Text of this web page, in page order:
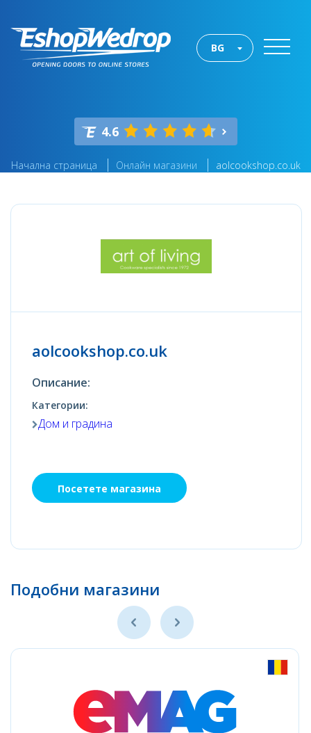
BG
4.6
Начална страница Онлайн магазини aolcookshop.co.uk
aolcookshop.co.uk
Описание:
Категории:
Дом и градина
Посетете магазина
Подобни магазини